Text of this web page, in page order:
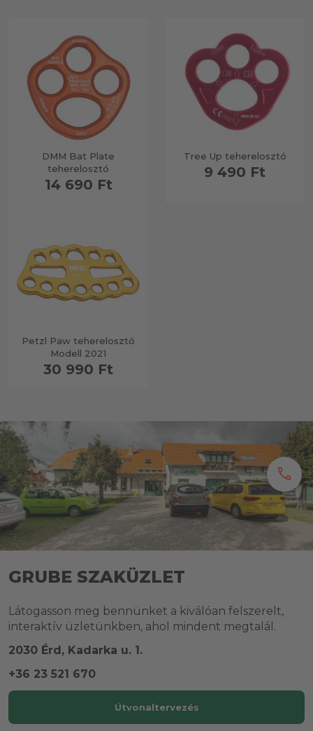
DMM Bat Plate
teherelosztó
14 690 Ft
Tree Up teherelosztó
9 490 Ft
Petzl Paw teherelosztó
Modell 2021
30 990 Ft
call
GRUBE SZAKÜZLET
Látogasson meg bennünket a kiválóan felszerelt,
interaktív üzletünkben, ahol mindent megtalál.
2030 Érd, Kadarka u. 1.
+36 23 521 670
Útvonaltervezés